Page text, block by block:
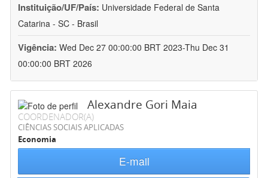
Instituição/UF/País: Universidade Federal de Santa
Catarina - SC - Brasil
Vigência: Wed Dec 27 00:00:00 BRT 2023-Thu Dec 31
00:00:00 BRT 2026
Alexandre Gori Maia
COORDENADOR(A)
CIÊNCIAS SOCIAIS APLICADAS
Economia
E-mail